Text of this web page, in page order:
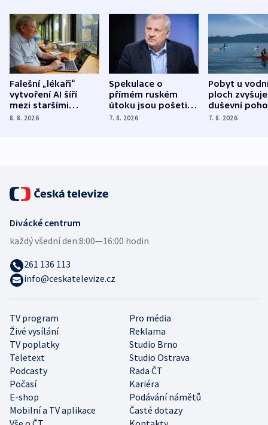
Falešní „lékaři“
vytvoření AI šíří
mezi staršími
Poláky nebezpečné
8. 8. 2026
Spekulace o
přímém ruském
útoku jsou pošetilé,
míní estonský
7. 8. 2026
Pobyt u
ploch zvyšuje
duševní
ukázala
7. 8. 2026
TV program
Pro média
Živé vysílání
Reklama
TV poplatky
Studio Brno
Teletext
Studio Ostrava
Podcasty
Rada ČT
Počasí
Kariéra
E-shop
Podávání námětů
Mobilní a TV aplikace
Časté dotazy
Divácké centrum
každý všední den:8:00—16:00 hodin
261 136 113
info@ceskatelevize.cz